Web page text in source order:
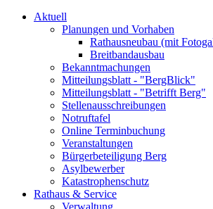
Aktuell
Planungen und Vorhaben
Rathausneubau (mit
Breitbandausbau
Bekanntmachungen
Mitteilungsblatt - "BergBlick"
Mitteilungsblatt - "Betrifft Berg"
Stellenausschreibungen
Notruftafel
Online Terminbuchung
Veranstaltungen
Bürgerbeteiligung Berg
Asylbewerber
Katastrophenschutz
Rathaus & Service
Verwaltung